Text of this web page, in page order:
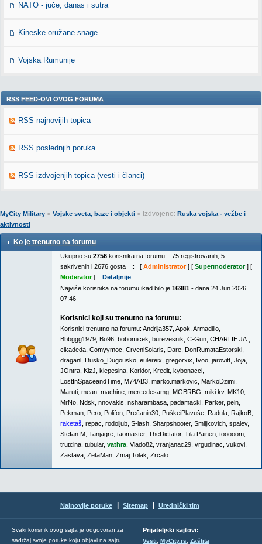
NATO - juče, danas i sutra
Kineske oružane snage
Vojska Rumunije
RSS FEED-OVI OVOG FORUMA
RSS najnovijih topica
RSS poslednjih poruka
RSS izdvojenjih topica (vesti i članci)
MyCity Military » Vojske sveta, baze i objekti » Izdvojeno: Ruska vojska - vežbe i
aktivnosti
Ko je trenutno na forumu
Ukupno su 2756 korisnika na forumu :: 75 registrovanih, 5
sakrivenih i 2676 gosta :: [ Administrator] [ Supermoderator] [
Moderator] :: Detaljnije
Najviše korisnika na forumu ikad bilo je 16981 - dana 24 Jun 2026
07:46
Korisnici koji su trenutno na forumu:
Korisnici trenutno na forumu: Andrija357 Apok Armadillo
Bbbggg1979 Bo96 bobomicek burevesnik C-Gun CHARLIE JA.
cikadeda Comyymoc CrveniSolaris Dare DonRumataEstorski
draganl Dusko_Dugousko eulereix gregorxix Ivoo jarovitt Joja
JOntra KizJ klepesina Koridor, Kredit kybonacci
LostInSpaceandTime M74AB3 marko.markovic MarkoDzimi
Maruti mean_machine mercedesamg MGBRBG miki kv, MK10
MrNo Ndsk nnovakis nsharambasa padamacki Parker, pein
Pekman Pero Polifon Prečanin30 PuškeiPlavuše Radula RajkoB
raketaš repac rodoljub S-lash Sharpshooter, Smiljkovich spalev,
Stefan M Tanjagre taomaster, TheDictator, Tila Painen tooooom
trutcina tubular, vathra Vlado82 vranjanac29 vrgudinac vukovi
Zastava ZetaMan Zmaj Tolak Zrcalo
Najnovije poruke Sitemap Urednički tim
Svaki korisnik ovog sajta je odgovoran za
sadržaj svoje poruke koju objavi na sajtu.
Prijateljski sajtovi:
Vesti, MyCity.rs, Zaštita